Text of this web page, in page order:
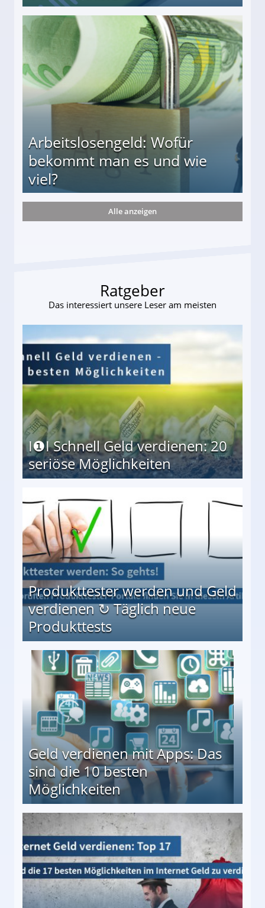
Arbeitslosengeld: Wofür
bekommt man es und wie
viel?
und wie viel?
Alle anzeigen
Ratgeber
Das interessiert unsere Leser am meisten
I❶I Schnell Geld verdienen: 20
seriöse Möglichkeiten
Produkttester werden und Geld
verdienen ↻ Täglich neue
Produkttests
↻ Täglich neue Produkttests
Geld verdienen mit Apps: Das
sind die 10 besten
Möglichkeiten
besten Möglichkeiten